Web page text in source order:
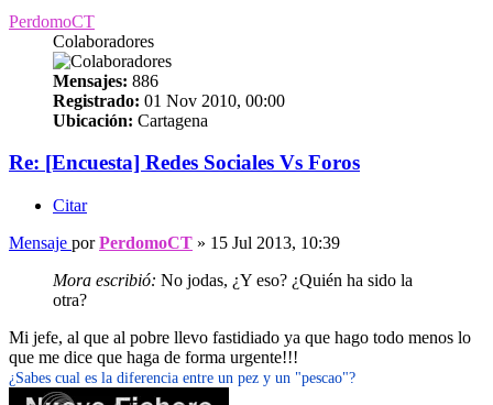
PerdomoCT
Colaboradores
Mensajes: 886
Registrado: 01 Nov 2010, 00:00
Ubicación: Cartagena
Re: [Encuesta] Redes Sociales Vs Foros
Citar
Mensaje porPerdomoCT » 15 Jul 2013, 10:39
Mora escribió: No jodas, ¿Y eso? ¿Quién ha sido la
otra?
Mi jefe, al que al pobre llevo fastidiado ya que hago todo menos lo
que me dice que haga de forma urgente!!!
¿Sabes cual es la diferencia entre un pez y un "pescao"?